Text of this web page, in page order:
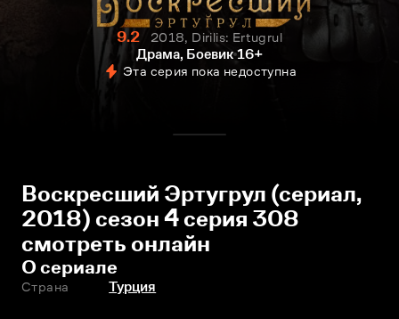
9.2
2018, Dirilis: Ertugrul
Драма, Боевик 16+
Эта серия пока недоступна
Воскресший Эртугрул (сериал,
2018) сезон 4 серия 308
смотреть онлайн
О сериале
Страна Турция